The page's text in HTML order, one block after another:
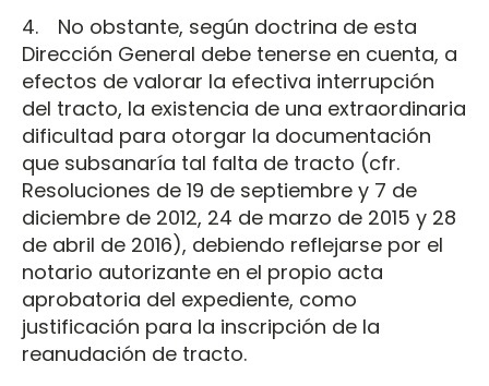
4. No obstante, según doctrina de esta
Dirección General debe tenerse en cuenta, a
efectos de valorar la efectiva interrupción
del tracto, la existencia de una extraordinaria
dificultad para otorgar la documentación
que subsanaría tal falta de tracto (cfr.
Resoluciones de 19 de septiembre y 7 de
diciembre de 2012, 24 de marzo de 2015 y 28
de abril de 2016), debiendo reflejarse por el
notario autorizante en el propio acta
aprobatoria del expediente, como
justificación para la inscripción de la
reanudación de tracto.